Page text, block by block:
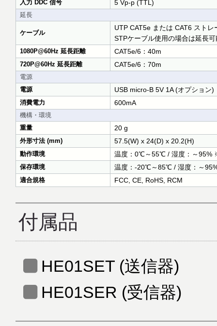
入力 DDC 信号 5 Vp-p (TTL)
延長
ケーブル
UTP CAT5e または CAT6 ストレ
STPケーブル使用の場合は延長
1080P@60Hz 延長距離 CAT5e/6：40m
720P@60Hz 延長距離 CAT5e/6：70m
電源
電源
USB micro-B 5V 1A (オプション)
消費電力 600mA
機構・環境
重量
20 g
外形寸法 (mm) 57.5(W) x 24(D) x 20.2(H)
動作環境 温度：0℃～55℃ / 湿度：～95%
保存環境 温度：-20℃～85℃ / 湿度：～
適合規格 FCC, CE, RoHS, RCM
付属品
HE01SET (送信器)
HE01SER (受信器)